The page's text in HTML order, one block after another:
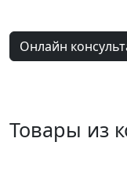
Онлайн
Товары из